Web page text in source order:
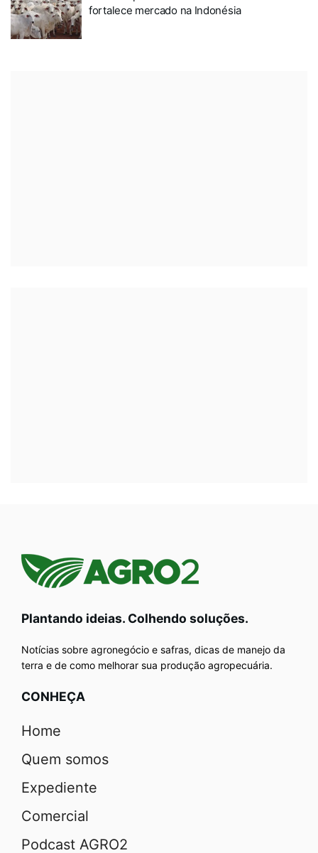
fortalece mercado na Indonésia
Plantando ideias. Colhendo soluções.
Notícias sobre agronegócio e safras, dicas de manejo da
terra e de como melhorar sua produção agropecuária.
CONHEÇA
Home
Quem somos
Expediente
Comercial
Podcast AGRO2